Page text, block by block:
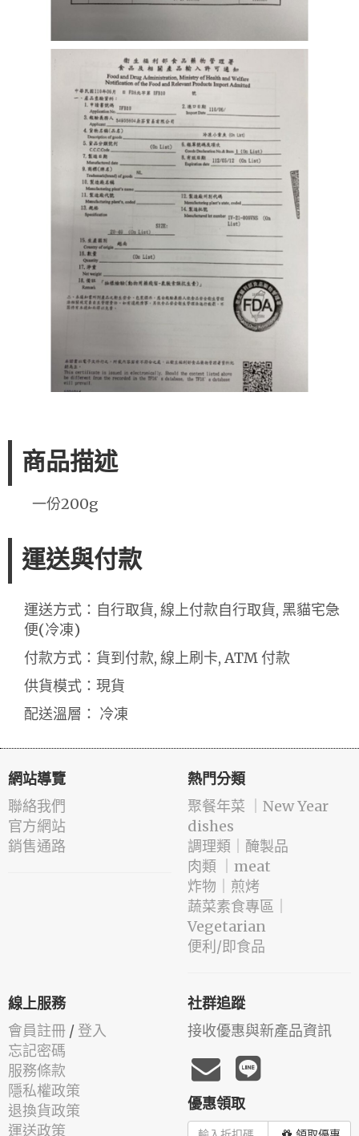
商品描述
一份200g
運送與付款
運送方式：自行取貨, 線上付款自行取貨, 黑貓宅急
便(冷凍)
付款方式：貨到付款, 線上刷卡, ATM 付款
供貨模式：現貨
配送溫層： 冷凍
網站導覽
聯絡我們
官方網站
銷售通路
熱門分類
️聚餐年菜 ｜New Year
dishes
️調理類｜醃製品
肉類 ｜meat
️炸物｜煎烤
蔬菜素食專區｜
Vegetarian
便利/即食品
線上服務
會員註冊 / 登入
忘記密碼
服務條款
隱私權政策
退換貨政策
運送政策
社群追蹤
接收優惠與新產品資訊
優惠領取